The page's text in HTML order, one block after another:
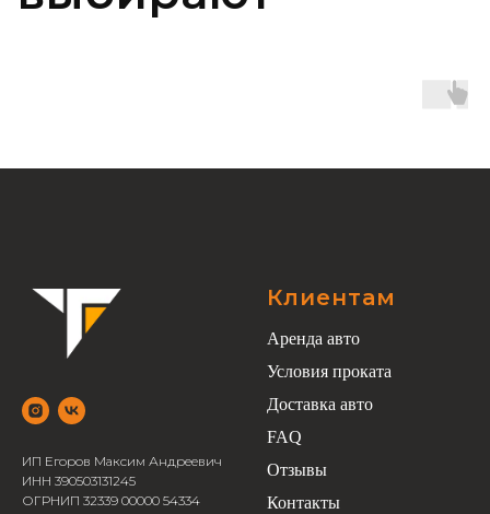
ИП Егоров Максим Андреевич
ИНН 390503131245
ОГРНИП 32339 00000 54334
Клиентам
Аренда авто
Условия проката
Доставка авто
FAQ
Отзывы
Контакты